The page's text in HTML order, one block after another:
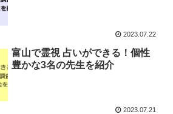
2023.07.22
富山で霊視 占いができる！個性
豊かな3名の先生を紹介
2023.07.21